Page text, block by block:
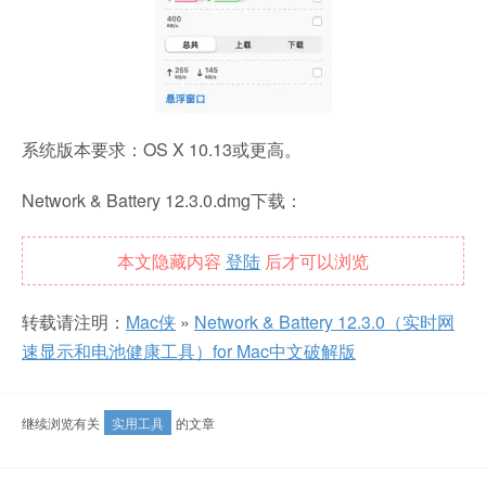
系统版本要求：OS X 10.13或更高。
Network & Battery 12.3.0.dmg下载：
本文隐藏内容 登陆 后才可以浏览
转载请注明： Mac侠 » Network & Battery 12.3.0（实时网
速显示和电池健康工具）for Mac中文破解版
继续浏览有关 实用工具 的文章